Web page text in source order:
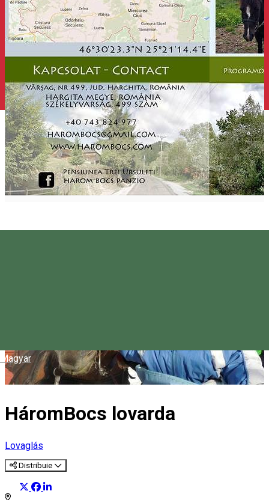
Magyar
HáromBocs lovarda
Lovaglás
Distribuie